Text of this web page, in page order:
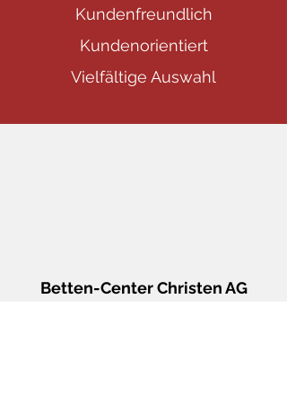
Kundenfreundlich
Kundenorientiert
Vielfältige Auswahl
Betten-Center Christen AG